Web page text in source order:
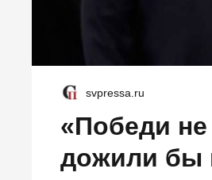
svpressa.ru
«Победи
дожили бы